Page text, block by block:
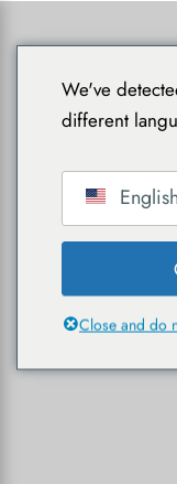
We've
different
English
Close and do